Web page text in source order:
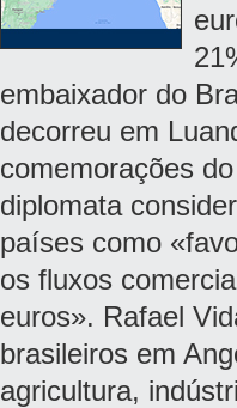
embaixador do
decorreu em
comemorações
diplomata
países como
os fluxos
euros». Rafael
brasileiros em
agricultura,